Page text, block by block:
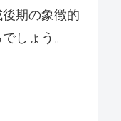
期の象徴的
しょう。